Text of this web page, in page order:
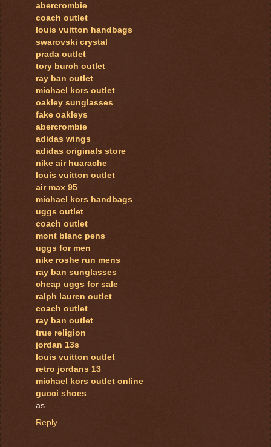
abercrombie
coach outlet
louis vuitton handbags
swarovski crystal
prada outlet
tory burch outlet
ray ban outlet
michael kors outlet
oakley sunglasses
fake oakleys
abercrombie
adidas wings
adidas originals store
nike air huarache
louis vuitton outlet
air max 95
michael kors handbags
uggs outlet
coach outlet
mont blanc pens
uggs for men
nike roshe run mens
ray ban sunglasses
cheap uggs for sale
ralph lauren outlet
coach outlet
ray ban outlet
true religion
jordan 13s
louis vuitton outlet
retro jordans 13
michael kors outlet online
gucci shoes
as
Reply